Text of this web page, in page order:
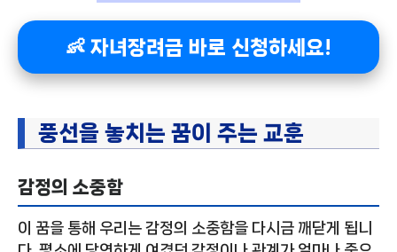
👶 자녀장려금 바로 신청하세요!
풍선을 놓치는 꿈이 주는 교훈
감정의 소중함
이 꿈을 통해 우리는 감정의 소중함을 다시금 깨닫게 됩니